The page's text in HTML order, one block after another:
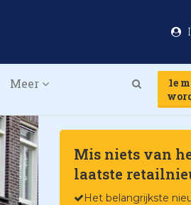
Meer
1e
Mis niets van
laatste
Het belangrijkste